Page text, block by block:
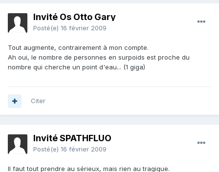
Invité Os Otto Gary
Posté(e) 16 février 2009
Tout augmente, contrairement à mon compte.
Ah oui, le nombre de personnes en surpoids est proche du
nombre qui cherche un point d'eau... (1 giga)
Citer
Invité SPATHFLUO
Posté(e) 16 février 2009
Il faut tout prendre au sérieux, mais rien au tragique.